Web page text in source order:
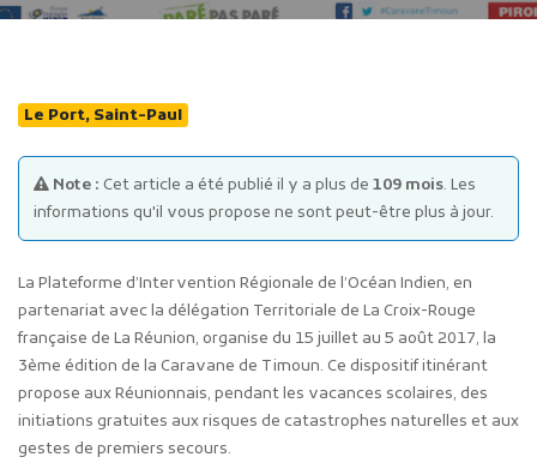
Publicité des actes
Marchés publics
Plans d'accès
Le Port, Saint-Paul
Note : Cet article a été publié il y a plus de 109 mois. Les
informations qu'il vous propose ne sont peut-être plus à jour.
La Plateforme d’Intervention Régionale de l’Océan Indien, en
partenariat avec la délégation Territoriale de La Croix-Rouge
française de La Réunion, organise du 15 juillet au 5 août 2017, la
3ème édition de la Caravane de Timoun. Ce dispositif itinérant
propose aux Réunionnais, pendant les vacances scolaires, des
initiations gratuites aux risques de catastrophes naturelles et aux
gestes de premiers secours.